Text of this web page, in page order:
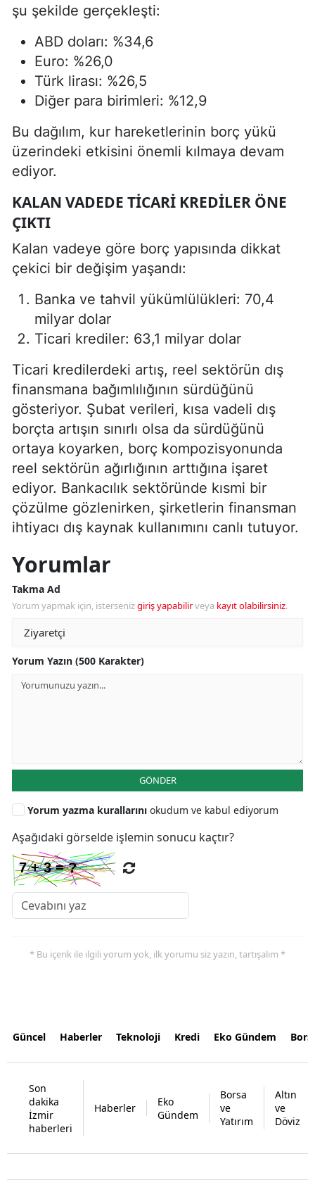
şu şekilde gerçekleşti:
ABD doları: %34,6
Euro: %26,0
Türk lirası: %26,5
Diğer para birimleri: %12,9
Bu dağılım, kur hareketlerinin borç yükü
üzerindeki etkisini önemli kılmaya devam
ediyor.
KALAN VADEDE TICARI KREDILER ÖNE
ÇIKTI
Kalan vadeye göre borç yapısında dikkat
çekici bir değişim yaşandı:
Banka ve tahvil yükümlülükleri: 70,4
milyar dolar
Ticari krediler: 63,1 milyar dolar
Ticari kredilerdeki artış, reel sektörün dış
finansmana bağımlılığının sürdüğünü
gösteriyor. Şubat verileri, kısa vadeli dış
borçta artışın sınırlı olsa da sürdüğünü
ortaya koyarken, borç kompozisyonunda
reel sektörün ağırlığının arttığına işaret
ediyor. Bankacılık sektöründe kısmi bir
çözülme gözlenirken, şirketlerin finansman
ihtiyacı dış kaynak kullanımını canlı tutuyor.
Yorumlar
Takma Ad
Yorum yapmak için, istersenizgiriş yapabilirveya kayıt olabilirsiniz.
Yorum Yazın (500 Karakter)
GÖNDER
Yorum yazma kurallarını okudum ve kabul ediyorum
Aşağıdaki görselde işlemin sonucu kaçtır?
* Bu içerik ile ilgili yorum yok, ilk yorumu siz yazın, tartışalım *
Güncel Haberler Teknoloji Kredi Eko Gündem
Son
dakika
İzmir
haberleri
Haberler
Eko
Gündem
Borsa
ve
Yatırım
Altın
ve
Döviz